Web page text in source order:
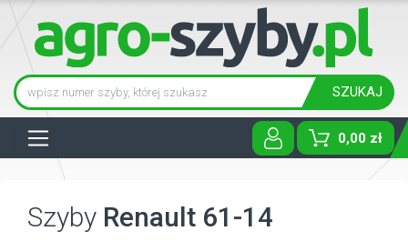
SZUKAJ
0,00 zł
Szyby Renault 61-14